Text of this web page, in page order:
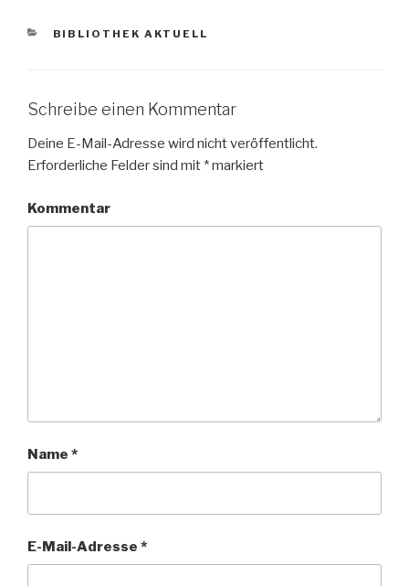
KATEGORIEN
BIBLIOTHEK AKTUELL
Schreibe einen Kommentar
Deine E-Mail-Adresse wird nicht veröffentlicht.
Erforderliche Felder sind mit *markiert
Kommentar
Name *
E-Mail-Adresse *